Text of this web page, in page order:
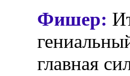
Фишер:
главная